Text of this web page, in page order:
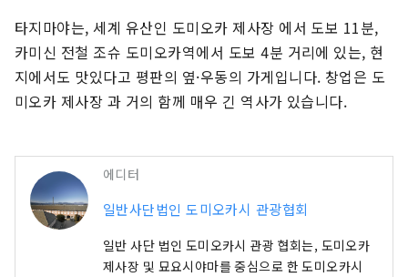
타지마야는, 세계 유산인 도미오카 제사장 에서 도보 11분,
카미신 전철 조슈 도미오카역에서 도보 4분 거리에 있는, 현
지에서도 맛있다고 평판의 옆·우동의 가게입니다. 창업은 도
미오카 제사장 과 거의 함께 매우 긴 역사가 있습니다.
에디터
일반사단법인 도미오카시 관광협회
일반 사단 법인 도미오카시 관광 협회는, 도미오카
제사장 및 묘요시야마를 중심으로 한 도미오카시